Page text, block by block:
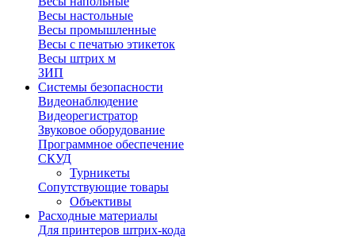
Весы настольные
Весы промышленные
Весы с печатью этикеток
Весы штрих м
ЗИП
Системы безопасности
Видеонаблюдение
Видеорегистратор
Звуковое оборудование
Программное обеспечение
СКУД
Турникеты
Сопутствующие товары
Объективы
Расходные материалы
Для принтеров штрих-кода